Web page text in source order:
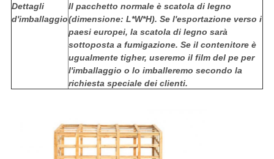
Dettagli
d'imballaggio
Il pacchetto normale è scatola di legno
(dimensione: L*W*H). Se l'esportazione verso i
paesi europei, la scatola di legno sarà
sottoposta a fumigazione. Se il contenitore è
ugualmente tigher, useremo il film del pe per
l'imballaggio o lo imballeremo secondo la
richiesta speciale dei clienti.